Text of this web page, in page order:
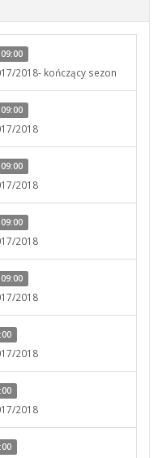
2018- kończący sezon
2018
2018
2018
2018
2018
2018